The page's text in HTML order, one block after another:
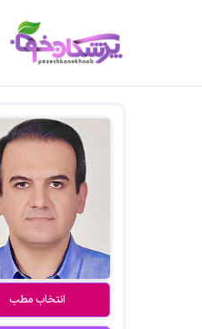
انتخاب مطب